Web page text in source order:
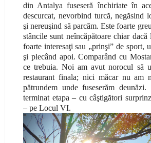
din Antalya fuseseră închiriate în
descurcat, nevorbind turcă, negăsind
şi nereuşind să parcăm. Este foarte
stâncile sunt neîncăpătoare chiar
foarte interesaţi sau „prinşi” de sport,
şi plecând apoi. Comparând cu
ce trebuia. Noi am avut norocul să
restaurant finala; nici măcar nu am
pătrundem unde fuseserăm deunăzi.
terminat etapa – cu câştigători
– pe Locul VI.